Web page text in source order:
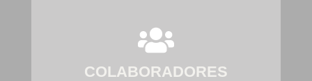
COLABORADORES